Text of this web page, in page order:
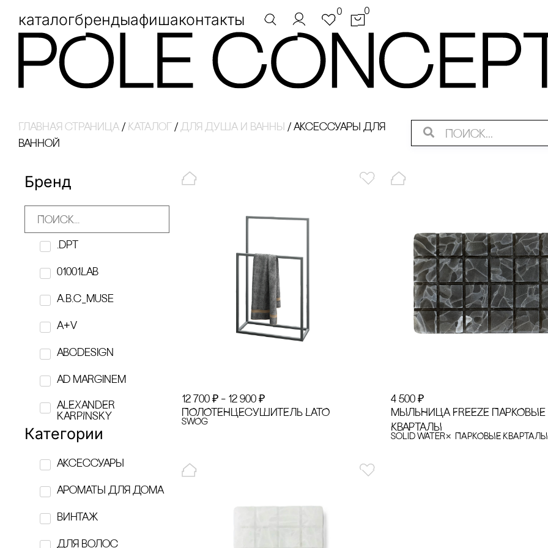
каталогбрендыафишаконтакты 0 0
Главная страница / Каталог / для душа и ванны / аксессуары для
ванной
Бренд
.dpt
01001LAB
a.b.c_muse
A+V
ABCdesign
Ad Marginem
ALEXANDER
KARPINSKY
AMOVINO
ANNA RYMAR
APOTROPEY
ASSOULINE
Категории
аксессуары
ароматы для дома
винтаж
Для волос
12 700 ₽ – 12 900 ₽
ПОЛОТЕНЦЕсУШИТЕЛЬ LATO
SWOg
4 500₽
МЫЛЬНИЦА FREEZE ПАРКОВЫЕ
КВАРТАЛЫ
Solid Water× ПАРКОВЫЕ КВАРТАЛЫ